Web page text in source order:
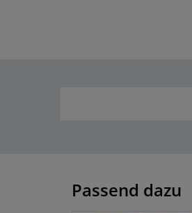
Passend dazu